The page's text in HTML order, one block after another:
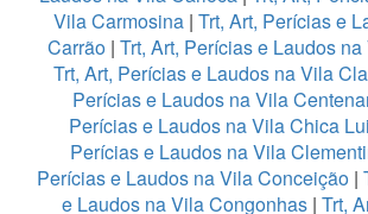
Vila Carmosina | Trt, Art, Perícias e
Carrão| Trt, Art, Perícias e Laudos
Trt, Art, Perícias e Laudos na Vila
Perícias e Laudos na Vila
Perícias e Laudos na Vila Chica
Perícias e Laudos na Vila
Perícias e Laudos na Vila Conceição|
e Laudos na Vila Congonhas | Trt,